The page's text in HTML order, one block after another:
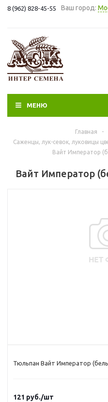
8 (962) 828-45-55 Ваш город:
МЕНЮ
Главная -
Саженцы, лук-севок, луковицы
Вайт Император
Вайт Император
Тюльпан Вайт Император
121 руб./шт